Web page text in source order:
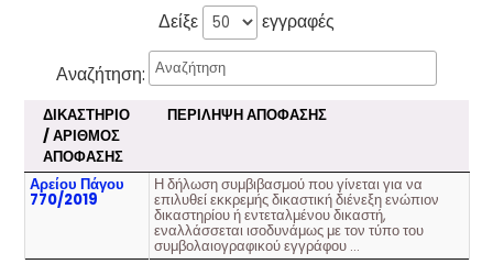
Δείξε εγγραφές
Αναζήτηση:
ΔΙΚΑΣΤΗΡΙΟ
/ ΑΡΙΘΜΟΣ
ΑΠΟΦΑΣΗΣ
ΠΕΡΙΛΗΨΗ ΑΠΟΦΑΣΗΣ
Αρείου Πάγου
770/2019
Η δήλωση συμβιβασμού που γίνεται για να
επιλυθεί εκκρεμής δικαστική διένεξη ενώπιον
δικαστηρίου ή εντεταλμένου δικαστή,
εναλλάσσεται ισοδυνάμως με τον τύπο του
συμβολαιογραφικού εγγράφου …